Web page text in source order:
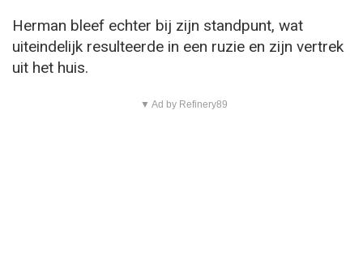
Herman bleef echter bij zijn standpunt, wat
uiteindelijk resulteerde in een ruzie en zijn vertrek
uit het huis.
▼ Ad by Refinery89